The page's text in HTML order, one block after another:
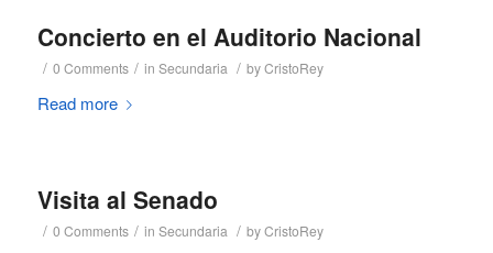
Concierto en el Auditorio Nacional
/ 0 Comments / in Secundaria / byCristoRey
Read more
Visita al Senado
/ 0 Comments / in Secundaria / byCristoRey